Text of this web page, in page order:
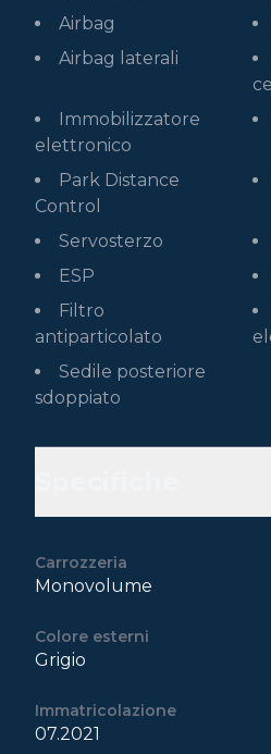
Airbag
Airbag laterali
Immobilizzatore
elettronico
Park Distance
Control
Servosterzo
ESP
Filtro
antiparticolato
Sedile posteriore
sdoppiato
Carrozzeria
Monovolume
Colore esterni
Grigio
Immatricolazione
07.2021